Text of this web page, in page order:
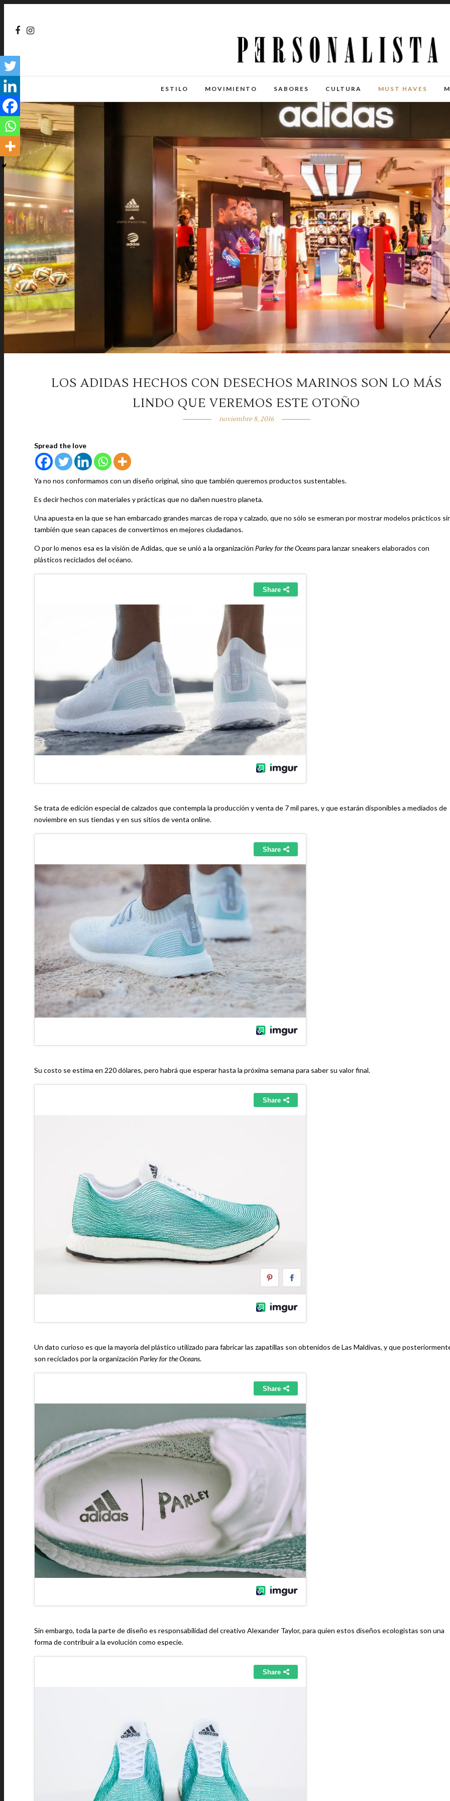
ESTILO MOVIMIENTO SABORES CULTURA MUST HAVES
LOS ADIDAS HECHOS CON DESECHOS MARINOS SON LO MÁS
LINDO QUE VEREMOS ESTE OTOÑO
noviembre 8, 2016
Spread the love
Ya no nos conformamos con un diseño original, sino que también queremos productos sustentables.
Es decir hechos con materiales y prácticas que no dañen nuestro planeta.
Una apuesta en la que se han embarcado grandes marcas de ropa y calzado, que no sólo se esmeran por mostrar modelos prácticos
también que sean capaces de convertirnos en mejores ciudadanos.
O por lo menos esa es la visión de Adidas, que se unió a la organización Parley for the Oceanspara lanzar sneakers elaborados con
plásticos reciclados del océano.
Se trata de edición especial de calzados que contempla la producción y venta de 7 mil pares, y que estarán disponibles a mediados de
noviembre en sus tiendas y en sus sitios de venta online.
Su costo se estima en 220 dólares, pero habrá que esperar hasta la próxima semana para saber su valor final.
Un dato curioso es que la mayoría del plástico utilizado para fabricar las zapatillas son obtenidos de Las Maldivas, y que
son reciclados por la organización Parley for the Oceans.
Sin embargo, toda la parte de diseño es responsabilidad del creativo Alexander Taylor, para quien estos diseños ecologistas son una
forma de contribuir a la evolución como especie.